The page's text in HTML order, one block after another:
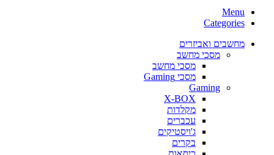
Menu
Categories
מחשבים ואביזרים
מסכי מחשב
מסכי מחשב
מסכי Gaming
Gaming
X-BOX
מקלדות
עכברים
ג'ויסטיקים
בקרים